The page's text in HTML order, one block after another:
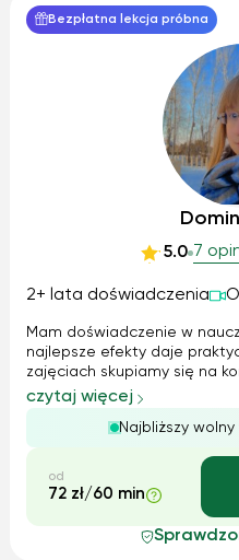
Bezpłatna lekcja próbna
5.0 7
2+ lata doświadczenia
Mam doświadczenie w
najlepsze efekty daje
zajęciach skupiamy się na
i ćwiczeniach, które
Przygotowuję uczniów do
osiągnąć wysokie wyniki.
czytaj więcej
Najbliższy
od
72 zł/60 min